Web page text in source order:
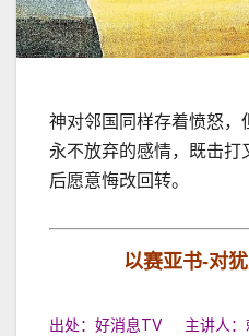
神对邻国同样存着愤怒
永不放弃的感情，既击
后愿意悔改回转。
以赛亚书-对
出处：好消息TV 主讲人：